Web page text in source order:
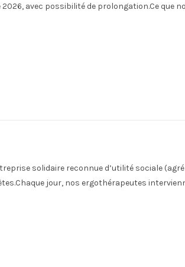
avec possibilité de prolongation.Ce que
solidaire reconnue d’utilité sociale
jour, nos ergothérapeutes